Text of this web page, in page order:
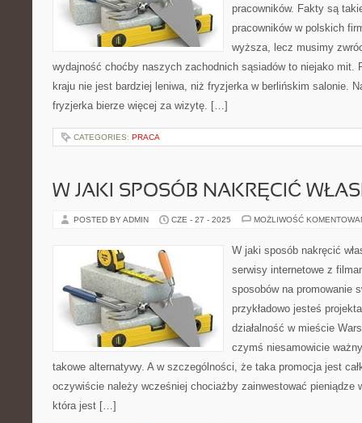
pracowników. Fakty są
pracowników w polskich
wyższa, lecz musimy
wydajność choćby naszych zachodnich sąsiadów to niejako mit.
kraju nie jest bardziej leniwa, niż fryzjerka w berlińskim salonie.
fryzjerka bierze więcej za wizytę. […]
CATEGORIES: PRACA
W JAKI SPOSÓB NAKRĘCIĆ
POSTED BY ADMIN CZE - 27 - 2025 MOŻLIWOŚĆ
W jaki sposób nakręcić
serwisy internetowe z
sposobów na promowanie
przykładowo jesteś
działalność w mieście
czymś niesamowicie
takowe alternatywy. A w szczególności, że taka promocja jest
oczywiście należy wcześniej chociażby zainwestować pieniądze
która jest […]